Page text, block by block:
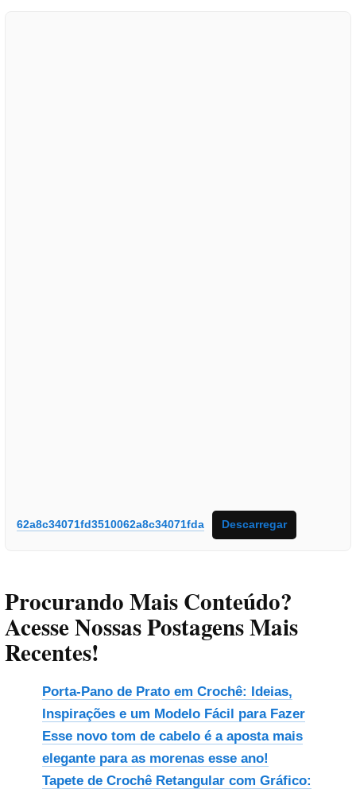
62a8c34071fd3510062a8c34071fda Descarregar
Procurando Mais Conteúdo?
Acesse Nossas Postagens Mais
Recentes!
Porta-Pano de Prato em Crochê: Ideias,
Inspirações e um Modelo Fácil para Fazer
Esse novo tom de cabelo é a aposta mais
elegante para as morenas esse ano!
Tapete de Crochê Retangular com Gráfico: